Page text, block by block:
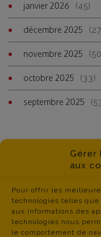
Gérer
aux
Pour offrir les
technologies telles
aux informations des
technologies nous
le comportement de
janvier 2026 (45)
décembre 2025
novembre 2025
octobre 2025 (33)
septembre 2025